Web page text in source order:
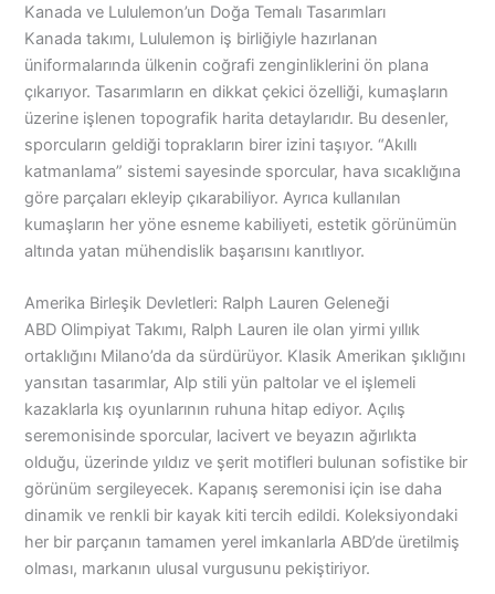
Kanada ve Lululemon’un Doğa Temalı Tasarımları
Kanada takımı, Lululemon iş birliğiyle hazırlanan
üniformalarında ülkenin coğrafi zenginliklerini ön plana
çıkarıyor. Tasarımların en dikkat çekici özelliği, kumaşların
üzerine işlenen topografik harita detaylarıdır. Bu desenler,
sporcuların geldiği toprakların birer izini taşıyor. “Akıllı
katmanlama” sistemi sayesinde sporcular, hava sıcaklığına
göre parçaları ekleyip çıkarabiliyor. Ayrıca kullanılan
kumaşların her yöne esneme kabiliyeti, estetik görünümün
altında yatan mühendislik başarısını kanıtlıyor.
Amerika Birleşik Devletleri: Ralph Lauren Geleneği
ABD Olimpiyat Takımı, Ralph Lauren ile olan yirmi yıllık
ortaklığını Milano’da da sürdürüyor. Klasik Amerikan şıklığını
yansıtan tasarımlar, Alp stili yün paltolar ve el işlemeli
kazaklarla kış oyunlarının ruhuna hitap ediyor. Açılış
seremonisinde sporcular, lacivert ve beyazın ağırlıkta
olduğu, üzerinde yıldız ve şerit motifleri bulunan sofistike bir
görünüm sergileyecek. Kapanış seremonisi için ise daha
dinamik ve renkli bir kayak kiti tercih edildi. Koleksiyondaki
her bir parçanın tamamen yerel imkanlarla ABD’de üretilmiş
olması, markanın ulusal vurgusunu pekiştiriyor.